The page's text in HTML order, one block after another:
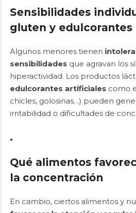
Sensibilidades
gluten y edulcorantes
Algunos menores tienen
sensibilidades que agravan los
hiperactividad. Los productos
edulcorantes artificiales como
chicles, golosinas…) pueden
irritabilidad o dificultades de
.
Qué alimentos
la concentración
En cambio, ciertos alimentos y